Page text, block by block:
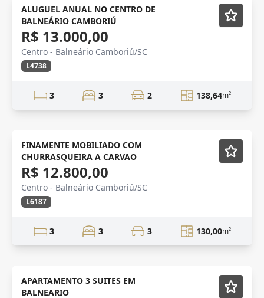
ALTO PADRÃO Semi-mobiliado
ALUGUEL ANUAL NO CENTRO DE
BALNEÁRIO CAMBORIÚ
R$ 13.000,00
Centro - Balneário Camboriú/SC
L4738
3 3 2 138,64m²
ANUAL Mobiliado
FINAMENTE MOBILIADO COM
CHURRASQUEIRA A CARVAO
R$ 12.800,00
Centro - Balneário Camboriú/SC
L6187
3 3 3 130,00m²
Mobiliado
APARTAMENTO 3 SUITES EM
BALNEARIO